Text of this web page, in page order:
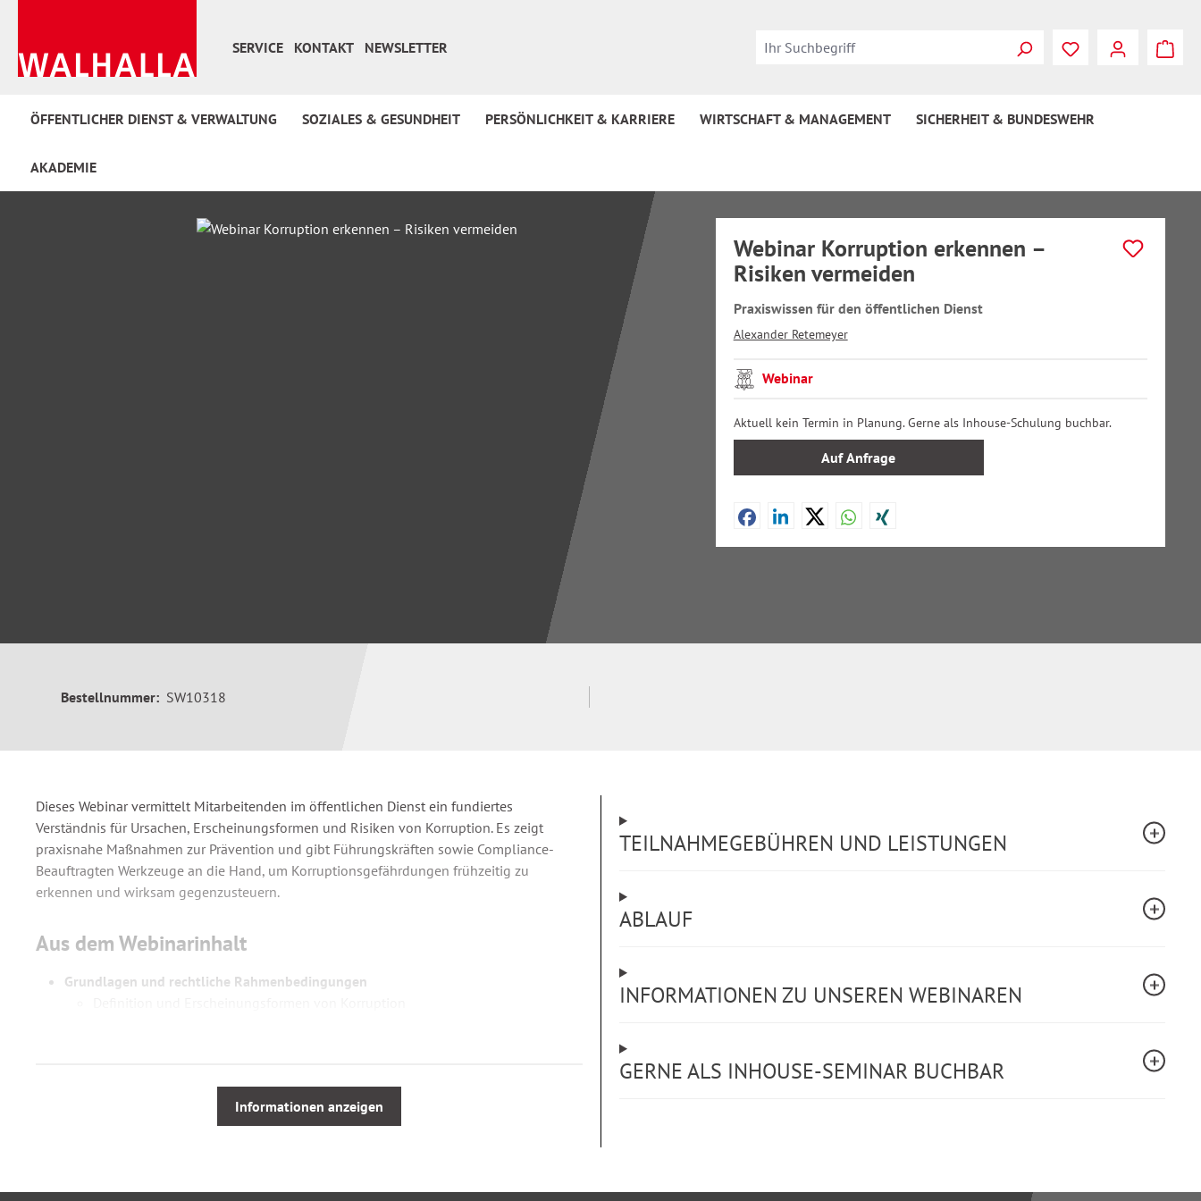
SERVICE
KONTAKT NEWSLETTER
ÖFFENTLICHER DIENST & VERWALTUNG SOZIALES & GESUNDHEIT PERSÖNLICHKEIT & KARRIERE WIRTSCHAFT & MANAGEMENT SICHERHEIT & BUNDESWEHR
AKADEMIE
Bildergalerie überspringen
Webinar Korruption erkennen –
Risiken vermeiden
Praxiswissen für den öffentlichen Dienst
Alexander Retemeyer
Webinar
Aktuell kein Termin in Planung. Gerne als Inhouse-Schulung buchbar.
Auf Anfrage
Bestellnummer: SW10318
Dieses Webinar vermittelt Mitarbeitenden im öffentlichen Dienst ein fundiertes
Verständnis für Ursachen, Erscheinungsformen und Risiken von Korruption. Es zeigt
praxisnahe Maßnahmen zur Prävention und gibt Führungskräften sowie Compliance-
Beauftragten Werkzeuge an die Hand, um Korruptionsgefährdungen frühzeitig zu
erkennen und wirksam gegenzusteuern.
Aus dem Webinarinhalt
Grundlagen und rechtliche Rahmenbedingungen
Ursachen und typische Indikatoren
Schwachstellenanalyse: besonders gefährdete Arbeitsbereiche
Maßnahmen zur Korruptionsprävention
Regelungen zur Annahme von Belohnungen und Geschenken
Informationen anzeigen
TEILNAHMEGEBÜHREN UND LEISTUNGEN
ABLAUF
INFORMATIONEN ZU UNSEREN WEBINAREN
GERNE ALS INHOUSE-SEMINAR BUCHBAR